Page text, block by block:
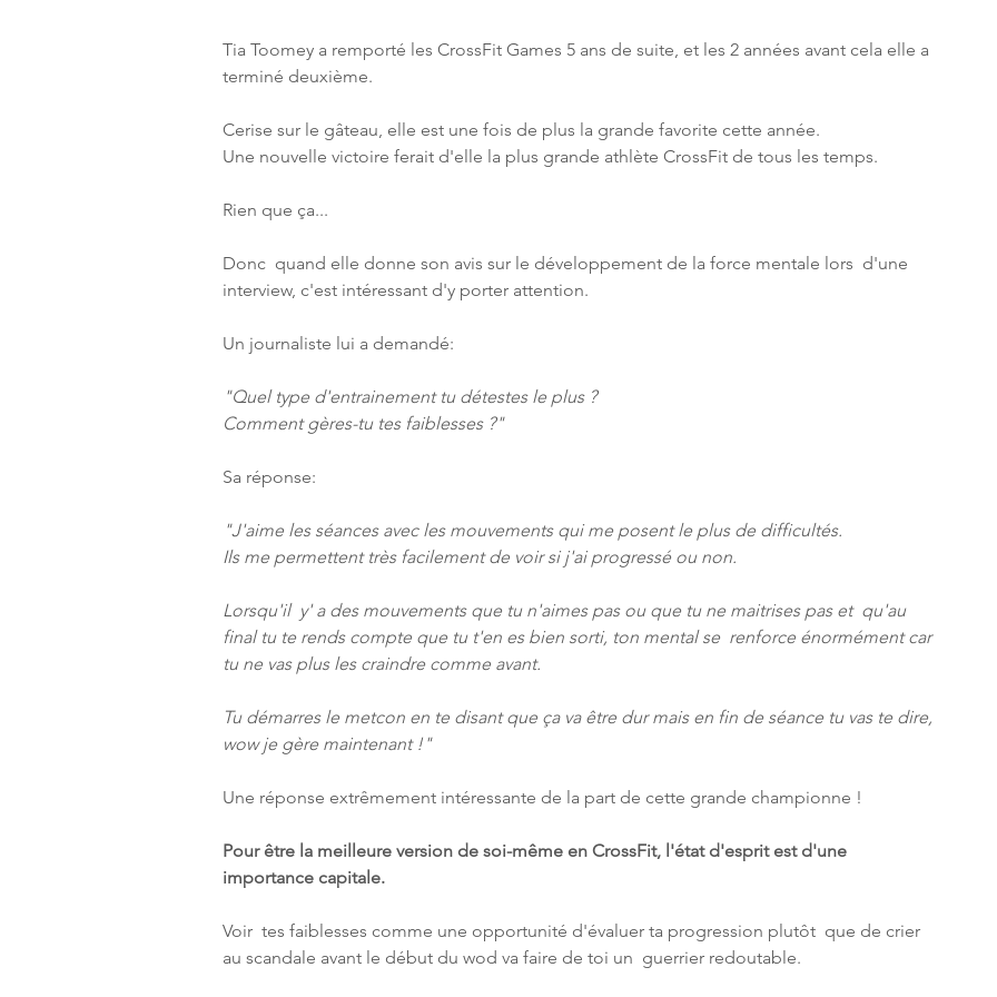
Tia Toomey a remporté les CrossFit Games 5 ans de suite, et les 2 années avant cela elle a
terminé deuxième.
Cerise sur le gâteau, elle est une fois de plus la grande favorite cette année.
Une nouvelle victoire ferait d'elle la plus grande athlète CrossFit de tous les temps.
Rien que ça...
Donc  quand elle donne son avis sur le développement de la force mentale lors  d'une
interview, c'est intéressant d'y porter attention.
Un journaliste lui a demandé:
"Quel type d'entrainement tu détestes le plus ?
Comment gères-tu tes faiblesses ?"
Sa réponse:
"J'aime les séances avec les mouvements qui me posent le plus de difficultés.
Ils me permettent très facilement de voir si j'ai progressé ou non.
Lorsqu'il  y' a des mouvements que tu n'aimes pas ou que tu ne maitrises pas et  qu'au
final tu te rends compte que tu t'en es bien sorti, ton mental se  renforce énormément car
tu ne vas plus les craindre comme avant.
Tu démarres le metcon en te disant que ça va être dur mais en fin de séance tu vas te dire,
wow je gère maintenant !"
Une réponse extrêmement intéressante de la part de cette grande championne !
Pour être la meilleure version de soi-même en CrossFit, l'état d'esprit est d'une
importance capitale.
Voir  tes faiblesses comme une opportunité d'évaluer ta progression plutôt  que de crier
au scandale avant le début du wod va faire de toi un  guerrier redoutable.